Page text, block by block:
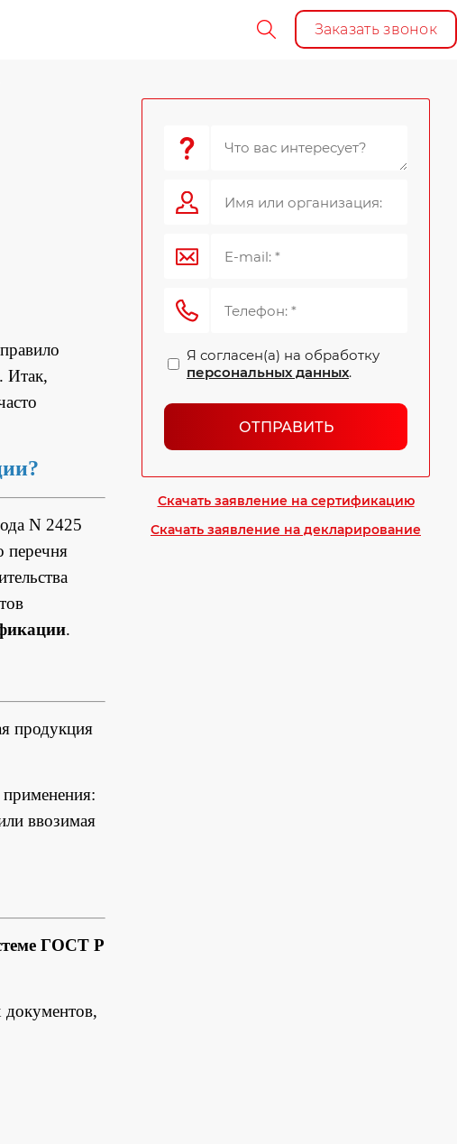
Заказать звонок
Итак,
N 2425
перечня
.
продукция
ввозимая
ГОСТ Р
документов,
Я согласен(а) на обработку
персональных данных.
ОТПРАВИТЬ
Скачать заявление на сертификацию
Скачать заявление на декларирование